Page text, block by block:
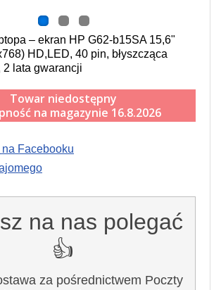
– ekran HP G62-b15SA 15,6"
HD,LED, 40 pin, błyszcząca
2 lata gwarancji
Towar niedostępny
na magazynie 16.8.2026
Facebooku
na nas polegać
👍
za pośrednictwem Poczty